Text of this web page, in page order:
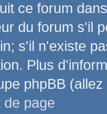
ce forum
du forum s'il
s'il n'existe
Plus
phpBB
de page